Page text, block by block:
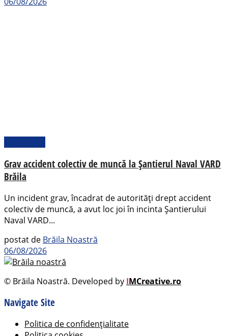
Grav accident colectiv de muncă la Șantierul Naval VARD
Brăila
Un incident grav, încadrat de autorități drept accident
colectiv de muncă, a avut loc joi în incinta Șantierului
Naval VARD...
postat de Brăila Noastră
06/08/2026
© Brăila Noastră. Developed by IMCreative.ro
Navigate Site
Politica de confidențialitate